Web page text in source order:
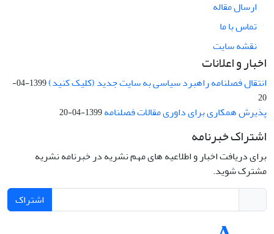
ارسال مقاله
تماس با ما
نقشه سایت
اخبار و اعلانات
انتقال فصلنامه راهبرد سیاسی به سایت جدید (کلیک کنید)
1399-04-
20
پذیرش همکاری برای داوری مقالات فصلنامه1399-04-20
اشتراک خبرنامه
برای دریافت اخبار و اطلاعیه های مهم نشریه در خبرنامه نشریه
مشترک شوید.
اشتراک